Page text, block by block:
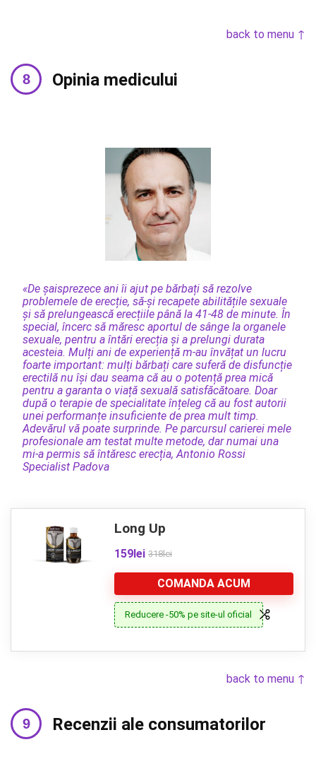
back to menu ↑
Opinia medicului
«De șaisprezece ani îi ajut pe bărbați să rezolve
problemele de erecție, să-și recapete abilitățile sexuale
și să prelungească erecțiile până la 41-48 de minute. În
special, încerc să măresc aportul de sânge la organele
sexuale, pentru a întări erecția și a prelungi durata
acesteia. Mulți ani de experiență m-au învățat un lucru
foarte important: mulți bărbați care suferă de disfuncție
erectilă nu își dau seama că au o potență prea mică
pentru a garanta o viață sexuală satisfăcătoare. Doar
după o terapie de specialitate înțeleg că au fost autorii
unei performanțe insuficiente de prea mult timp.
Adevărul vă poate surprinde. Pe parcursul carierei mele
profesionale am testat multe metode, dar numai una
mi-a permis să întăresc erecția, Antonio Rossi
Specialist Padova
Long Up
159lei 318lei
COMANDA ACUM
Reducere -50% pe site-ul oficial
back to menu ↑
Recenzii ale consumatorilor